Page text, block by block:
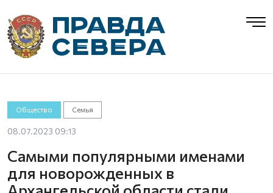
Общество Семья
08.07.2023 09:13
Самыми популярными именами
для новорожденных в